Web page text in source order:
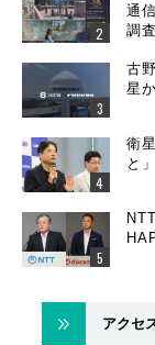
通
調
古
星
衛
と
アクセ